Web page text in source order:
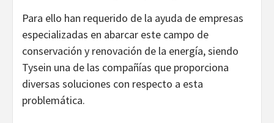
Para ello han requerido de la ayuda de empresas
especializadas en abarcar este campo de
conservación y renovación de la energía, siendo
Tysein una de las compañías que proporciona
diversas soluciones con respecto a esta
problemática.